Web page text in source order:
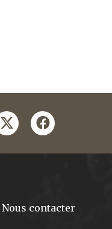
twitterfacebook
Nous contacter